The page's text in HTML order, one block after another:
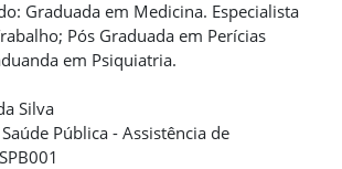
Graduada em Medicina. Especialista
Pós Graduada em Perícias
em Psiquiatria.
Silva
Pública - Assistência de